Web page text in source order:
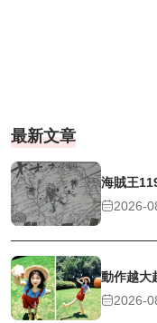
最新文章
海賊王
2026-
動作越大
2026-